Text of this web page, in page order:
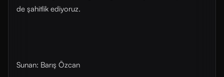
de şahitlik ediyoruz.
Sunan: Barış Özcan